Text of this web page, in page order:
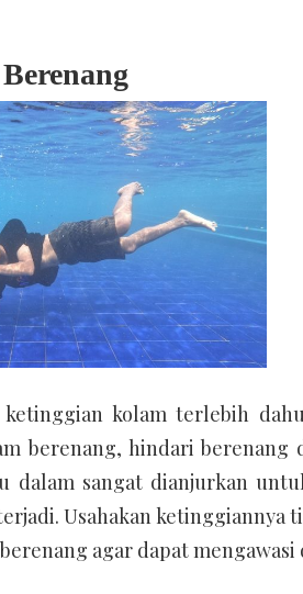
kolam terlebih
berenang, hindari berenang
sangat dianjurkan
Usahakan ketinggiannya
agar dapat